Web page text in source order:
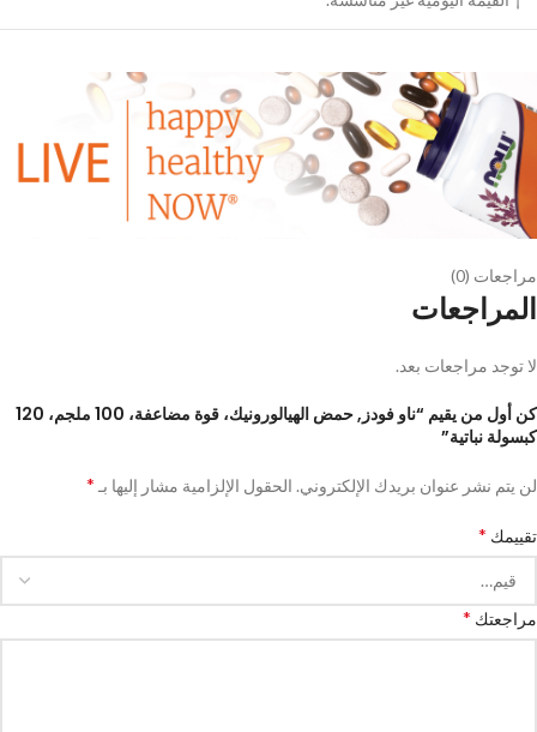
مراجعات (0)
المراجعات
لا توجد مراجعات بعد.
كن أول من يقيم “ناو فودز‏, حمض الهيالورونيك، قوة مضاعفة، 100 ملجم، 120
كبسولة نباتية”
لن يتم نشر عنوان بريدك الإلكتروني. الحقول الإلزامية مشار إليها بـ *
تقييمك *
مراجعتك *